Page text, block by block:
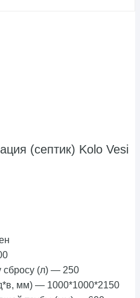
(септик) Kolo Vesi
сбросу (л) — 250
мм) — 1000*1000*2150